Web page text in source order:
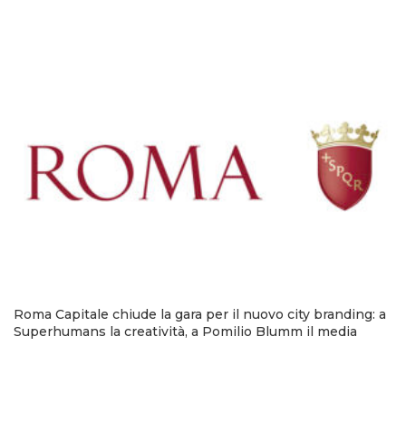
Roma Capitale chiude la gara per il nuovo city branding: a
Superhumans la creatività, a Pomilio Blumm il media